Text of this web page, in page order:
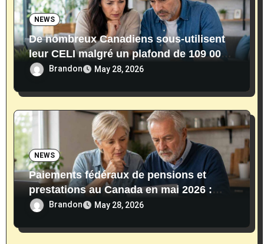
NEWS
De nombreux Canadiens sous-utilisent
leur CELI malgré un plafond de 109 000
$ en 2026
Brandon May 28, 2026
NEWS
Paiements fédéraux de pensions et
prestations au Canada en mai 2026 :
dates, montants et conditions
Brandon May 28, 2026